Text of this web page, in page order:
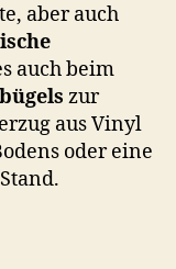
aber auch
auch beim
zur
aus Vinyl
oder eine